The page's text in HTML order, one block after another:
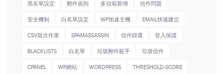
黑名單設定 郵件規則 多信箱新增 信件問題
安全機制 白名單設定 WP加速主機 EMAIL快速建立
CSV批次作業 SPAMASSASSIN 信件篩選 登入保護
BLACKLISTS 白名單 垃圾郵件殺手 垃圾信件
CPANEL WP網站 WORDPRESS THRESHOLD-SCORE